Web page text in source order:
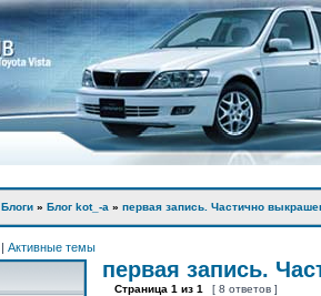
Блоги » Блог kot_-а » первая запись. Частично
| Активные темы
первая запись.
Страница 1 из 1 [ 8 ответов ]